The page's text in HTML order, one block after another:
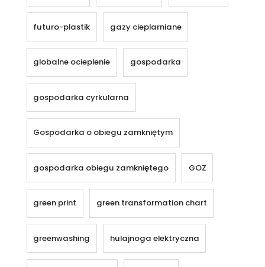
futuro-plastik gazy cieplarniane
globalne ocieplenie gospodarka
gospodarka cyrkularna
Gospodarka o obiegu zamkniętym
gospodarka obiegu zamkniętego GOZ
green print green transformation chart
greenwashing hulajnoga elektryczna